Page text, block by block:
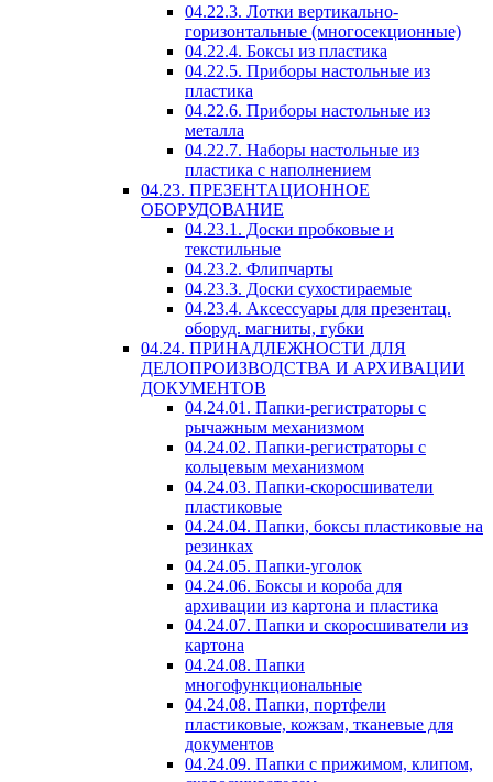
04.22.3. Лотки вертикально-
горизонтальные (многосекционные)
04.22.4. Боксы из пластика
04.22.5. Приборы настольные из
пластика
04.22.6. Приборы настольные из
металла
04.22.7. Наборы настольные из
пластика с наполнением
04.23. ПРЕЗЕНТАЦИОННОЕ
ОБОРУДОВАНИЕ
04.23.1. Доски пробковые и
текстильные
04.23.2. Флипчарты
04.23.3. Доски сухостираемые
04.23.4. Аксессуары для презентац.
оборуд. магниты, губки
04.24. ПРИНАДЛЕЖНОСТИ ДЛЯ
ДЕЛОПРОИЗВОДСТВА И АРХИВАЦИИ
ДОКУМЕНТОВ
04.24.01. Папки-регистраторы с
рычажным механизмом
04.24.02. Папки-регистраторы с
кольцевым механизмом
04.24.03. Папки-скоросшиватели
пластиковые
04.24.04. Папки, боксы пластиковые на
резинках
04.24.05. Папки-уголок
04.24.06. Боксы и короба для
архивации из картона и пластика
04.24.07. Папки и скоросшиватели из
картона
04.24.08. Папки
многофункциональные
04.24.08. Папки, портфели
пластиковые, кожзам, тканевые для
документов
04.24.09. Папки с прижимом, клипом,